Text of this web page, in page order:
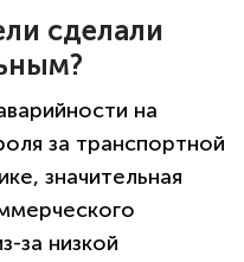
сделали
на
за транспортной
значительная
за низкой